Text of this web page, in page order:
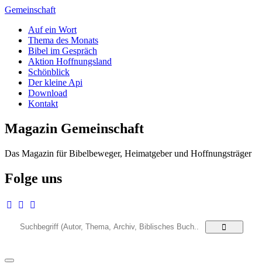
Zum
springen
Gemeinschaft
Auf ein Wort
Thema des Monats
Bibel im Gespräch
Aktion Hoffnungsland
Schönblick
Der kleine Api
Download
Kontakt
Magazin Gemeinschaft
Das Magazin für Bibelbeweger, Heimatgeber und Hoffnungsträger
Folge uns